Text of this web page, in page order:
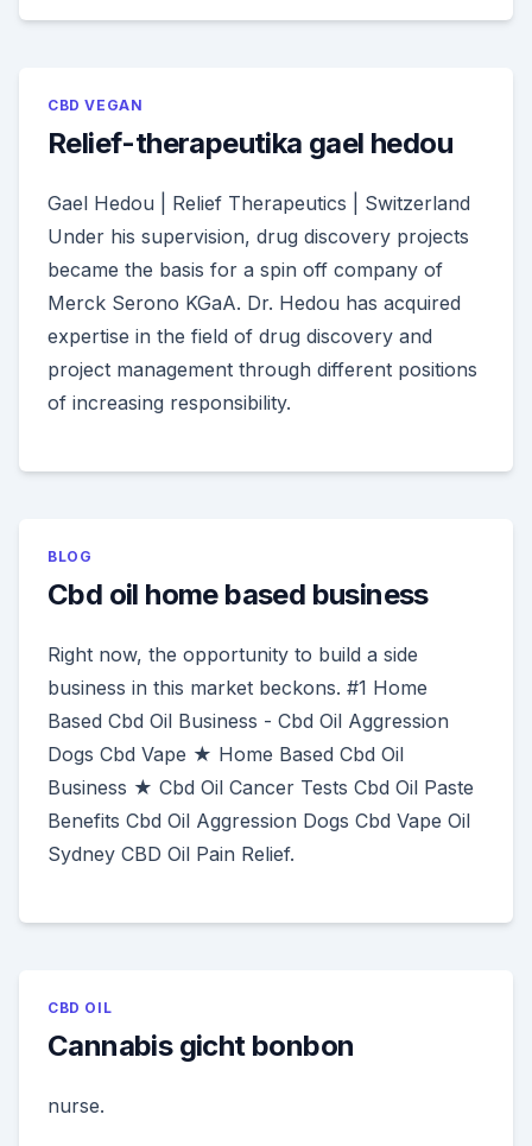
CBD VEGAN
Relief-therapeutika gael hedou
Gael Hedou | Relief Therapeutics | Switzerland
Under his supervision, drug discovery projects
became the basis for a spin off company of
Merck Serono KGaA. Dr. Hedou has acquired
expertise in the field of drug discovery and
project management through different positions
of increasing responsibility.
BLOG
Cbd oil home based business
Right now, the opportunity to build a side
business in this market beckons. #1 Home
Based Cbd Oil Business - Cbd Oil Aggression
Dogs Cbd Vape ★ Home Based Cbd Oil
Business ★ Cbd Oil Cancer Tests Cbd Oil Paste
Benefits Cbd Oil Aggression Dogs Cbd Vape Oil
Sydney CBD Oil Pain Relief.
CBD OIL
Cannabis gicht bonbon
nurse.